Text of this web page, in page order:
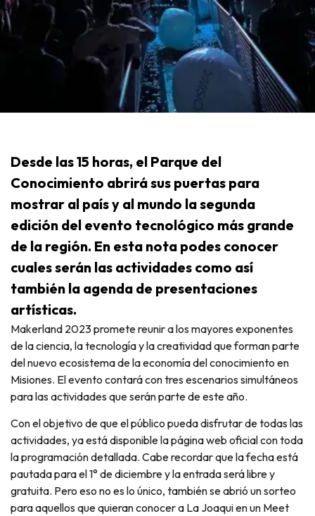
Desde las 15 horas, el Parque del
Conocimiento abrirá sus puertas para
mostrar al país y al mundo la segunda
edición del evento tecnológico más grande
de la región. En esta nota podes conocer
cuales serán las actividades como así
también la agenda de presentaciones
artísticas.
Makerland 2023 promete reunir a los mayores exponentes
de la ciencia, la tecnología y la creatividad que forman parte
del nuevo ecosistema de la economía del conocimiento en
Misiones. El evento contará con tres escenarios simultáneos
para las actividades que serán parte de este año.
Con el objetivo de que el público pueda disfrutar de todas las
actividades, ya está disponible la página web oficial con toda
la programación detallada. Cabe recordar que la fecha está
pautada para el 1° de diciembre y la entrada será libre y
gratuita. Pero eso no es lo único, también se abrió un sorteo
para aquellos que quieran conocer a La Joaqui en un Meet